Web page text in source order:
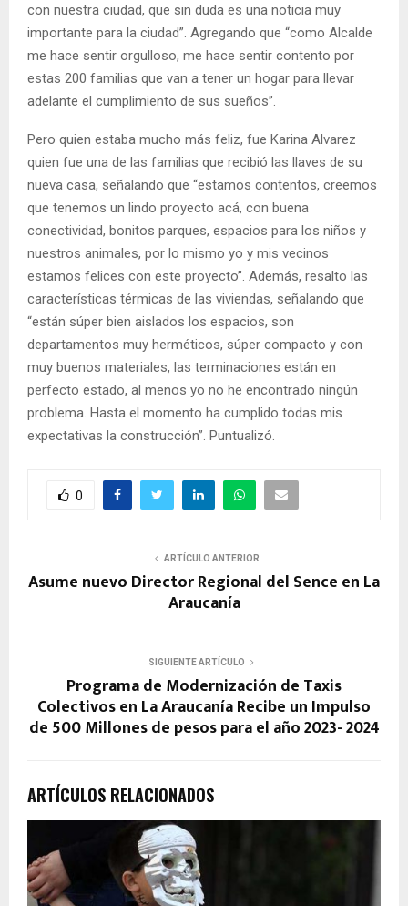
con nuestra ciudad, que sin duda es una noticia muy
importante para la ciudad”. Agregando que “como Alcalde
me hace sentir orgulloso, me hace sentir contento por
estas 200 familias que van a tener un hogar para llevar
adelante el cumplimiento de sus sueños”.
Pero quien estaba mucho más feliz, fue Karina Alvarez
quien fue una de las familias que recibió las llaves de su
nueva casa, señalando que “estamos contentos, creemos
que tenemos un lindo proyecto acá, con buena
conectividad, bonitos parques, espacios para los niños y
nuestros animales, por lo mismo yo y mis vecinos
estamos felices con este proyecto”. Además, resalto las
características térmicas de las viviendas, señalando que
“están súper bien aislados los espacios, son
departamentos muy herméticos, súper compacto y con
muy buenos materiales, las terminaciones están en
perfecto estado, al menos yo no he encontrado ningún
problema. Hasta el momento ha cumplido todas mis
expectativas la construcción”. Puntualizó.
0
ARTÍCULO ANTERIOR
Asume nuevo Director Regional del Sence en La
Araucanía
SIGUIENTE ARTÍCULO
Programa de Modernización de Taxis
Colectivos en La Araucanía Recibe un Impulso
de 500 Millones de pesos para el año 2023- 2024
ARTÍCULOS RELACIONADOS